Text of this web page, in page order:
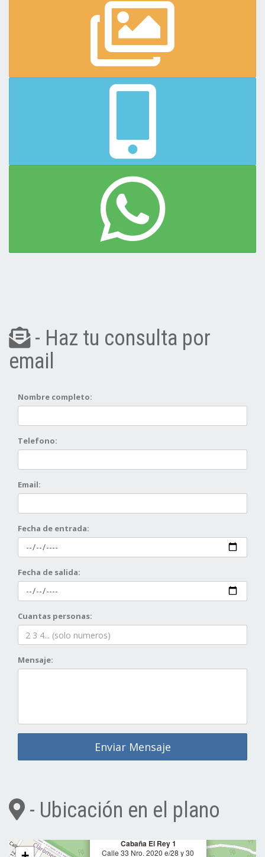
- Haz tu consulta por
email
Nombre completo:
Telefono:
Email:
Fecha de entrada:
Fecha de salida:
Cuantas personas:
Mensaje:
Enviar Mensaje
- Ubicación en el plano
Cabaña El Rey 1
Calle 33 Nro. 2020 e/28 y 30